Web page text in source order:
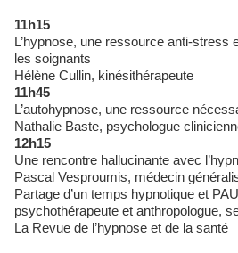
11h15
L’hypnose, une ressource anti-stress
les soignants
Hélène Cullin, kinésithérapeute
11h45
L’autohypnose, une ressource
Nathalie Baste, psychologue
12h15
Une rencontre hallucinante avec
Pascal Vesproumis, médecin
Partage d’un temps hypnotique et
psychothérapeute et anthropologue,
La Revue de l’hypnose et de la santé